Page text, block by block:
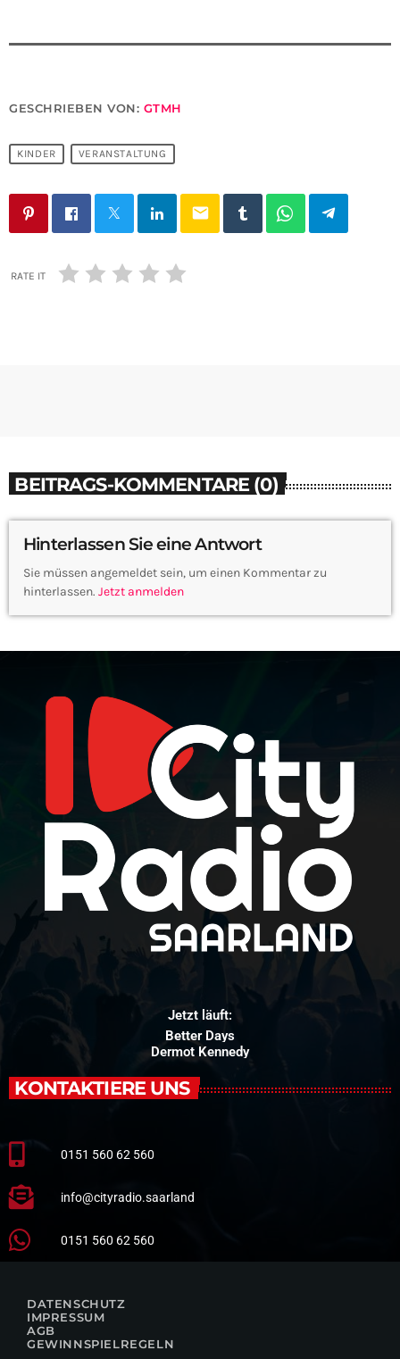
GESCHRIEBEN VON: GTMH
KINDER VERANSTALTUNG
email
RATE IT
BEITRAGS-KOMMENTARE (0)
Hinterlassen Sie eine Antwort
Sie müssen angemeldet sein, um einen Kommentar zu
hinterlassen. Jetzt anmelden
Jetzt läuft:
Better Days
Dermot Kennedy
KONTAKTIERE UNS
0151 560 62 560
info@cityradio.saarland
0151 560 62 560
DATENSCHUTZ
IMPRESSUM
AGB
GEWINNSPIELREGELN